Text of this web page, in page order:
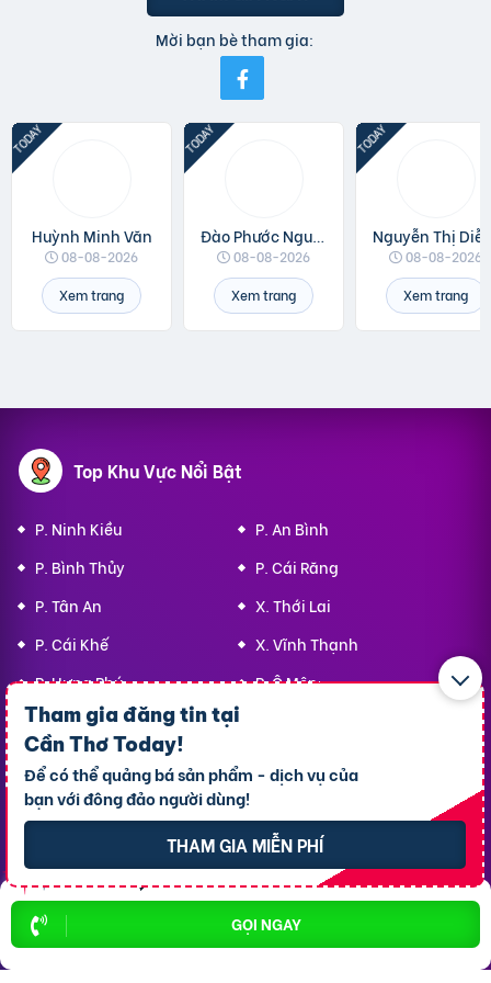
GỌI NGAY
Tham gia đăng tin tại
Cần Thơ Today!
Để có thể quảng bá sản phẩm - dịch vụ của
bạn với đông đảo người dùng!
THAM GIA MIỄN PHÍ
Mời bạn bè tham gia:
Huỳnh Minh Văn
08-08-2026
Xem trang
Đào Phước Nguyên
08-08-2026
Xem trang
08-08-2026
Xem trang
Top Khu Vực Nổi Bật
P. Ninh Kiều
P. An Bình
P. Bình Thủy
P. Cái Răng
P. Tân An
X. Thới Lai
P. Cái Khế
X. Vĩnh Thạnh
P. Hưng Phú
P. Ô Môn
Top 10 Khu Vực Bất động sản
Bất động sản P. Ninh Kiều
Bất động sản P. Cái Răng
Bất động sản P. Tân An
Bất động sản P. Cái Khế